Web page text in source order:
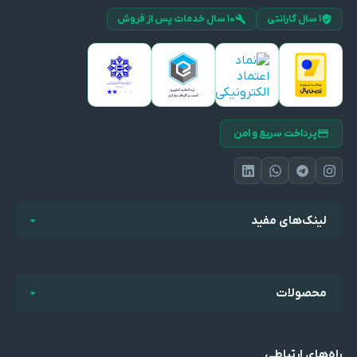
۱ سال گارانتی ۱۰ سال خدمات پس از فروش
پرداخت سریع و امن
لینک‌های مفید
محصولات